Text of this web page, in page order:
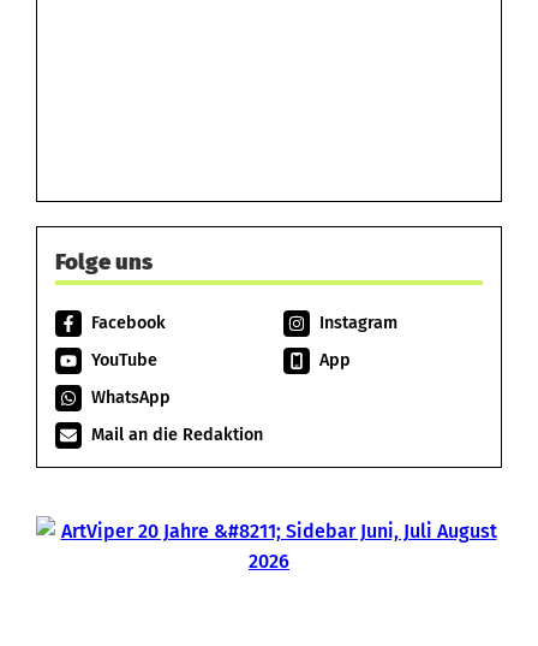
Folge uns
Facebook
Instagram
YouTube
App
WhatsApp
Mail an die Redaktion